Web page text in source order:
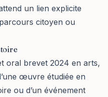
un lien explicite
citoyen ou
oral brevet 2024 en arts,
œuvre étudiée en
ou d’un événement